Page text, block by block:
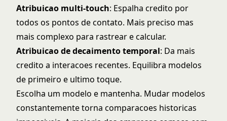
Atribuicao multi-touch: Espalha credito por
todos os pontos de contato. Mais preciso mas
mais complexo para rastrear e calcular.
Atribuicao de decaimento temporal: Da mais
credito a interacoes recentes. Equilibra modelos
de primeiro e ultimo toque.
Escolha um modelo e mantenha. Mudar modelos
constantemente torna comparacoes historicas